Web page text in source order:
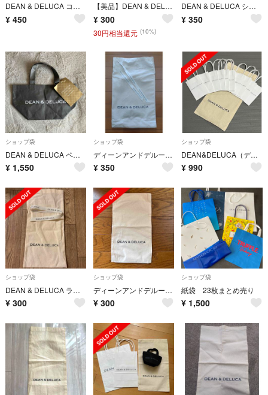
DEAN & DELUCA コットン袋とリボン
¥ 450
【美品】DEAN & DELUCA コットン巾着袋 小物入れ ギフトバッグ
¥ 300
30円相当還元 (10%)
DEAN & DELUCA ショップ袋
¥ 350
ショップ袋
DEAN & DELUCA ペーパーバッグ 福袋 2023
¥ 1,550
ショップ袋
ディーンアンドデルーカ ギフト用 布袋
¥ 350
ショップ袋
DEAN&DELUCA（ディーンアンドデルーカ）の小分け紙袋 袋
¥ 990
ショップ袋
DEAN & DELUCA ラッピング
¥ 300
ショップ袋
ディーンアンドデルーカ ラッピング コットン
¥ 300
ショップ袋
紙袋 23枚まとめ売り
¥ 1,500